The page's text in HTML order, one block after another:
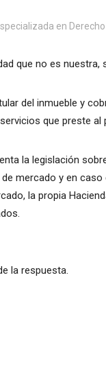
en Derecho
que no es
del inmueble y
que preste al
la legislación
mercado y en
la propia
la respuesta.